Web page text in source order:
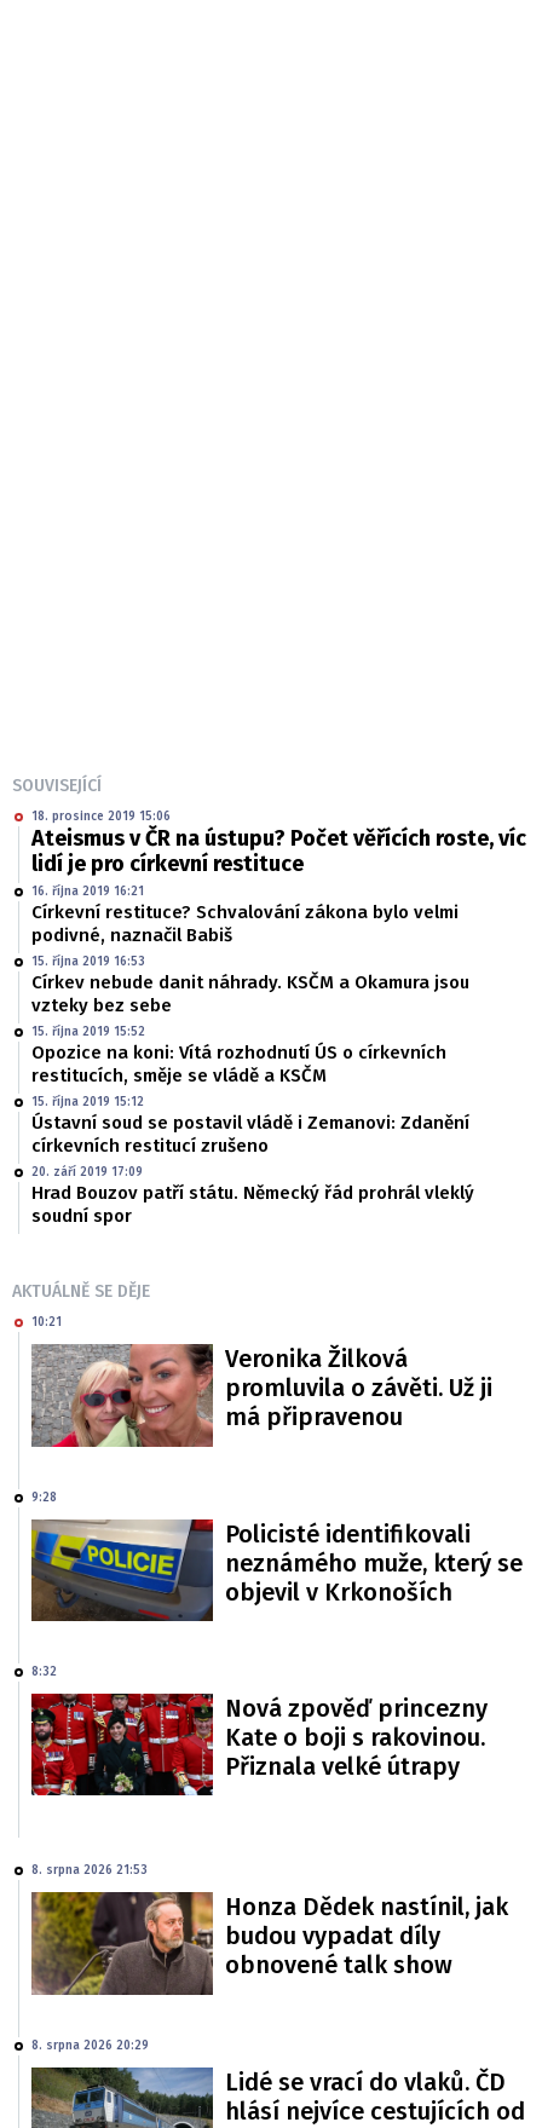
SOUVISEJÍCÍ
18. prosince 2019 15:06
Ateismus v ČR na ústupu? Počet věřících roste, víc
lidí je pro církevní restituce
16. října 2019 16:21
Církevní restituce? Schvalování zákona bylo velmi
podivné, naznačil Babiš
15. října 2019 16:53
Církev nebude danit náhrady. KSČM a Okamura jsou
vzteky bez sebe
15. října 2019 15:52
Opozice na koni: Vítá rozhodnutí ÚS o církevních
restitucích, směje se vládě a KSČM
15. října 2019 15:12
Ústavní soud se postavil vládě i Zemanovi: Zdanění
církevních restitucí zrušeno
20. září 2019 17:09
Hrad Bouzov patří státu. Německý řád prohrál vleklý
soudní spor
AKTUÁLNĚ SE DĚJE
10:21
Veronika Žilková
promluvila o závěti. Už ji
má připravenou
9:28
Policisté identifikovali
neznámého muže, který se
objevil v Krkonoších
8:32
Nová zpověď princezny
Kate o boji s rakovinou.
Přiznala velké útrapy
8. srpna 2026 21:53
Honza Dědek nastínil, jak
budou vypadat díly
obnovené talk show
8. srpna 2026 20:29
Lidé se vrací do vlaků. ČD
hlásí nejvíce cestujících od